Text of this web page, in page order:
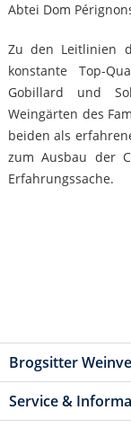
Abtei Dom
Zu den Leitlinien
konstante Top-
Gobillard und
Weingärten des
beiden als
zum Ausbau der
Erfahrungssache.
Brogsitter
Service &